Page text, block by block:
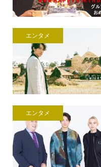
エンタメ
エンタメ